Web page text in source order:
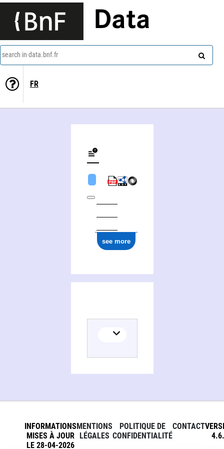
Data
search in data.bnf.fr
FR
see more
INFORMATIONS
MISES À JOUR
LE 28-04-2026
MENTIONS
LÉGALES
POLITIQUE DE
CONFIDENTIALITÉ
CONTACT